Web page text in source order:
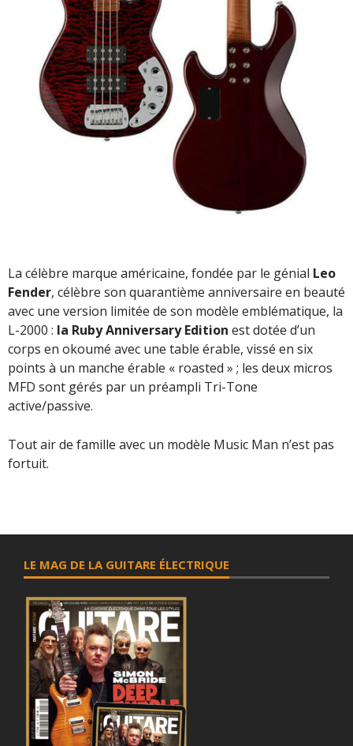
La célèbre marque américaine, fondée par le génial Leo
Fender, célèbre son quarantième anniversaire en beauté
avec une version limitée de son modèle emblématique, la
L-2000 : la Ruby Anniversary Edition est dotée d’un
corps en okoumé avec une table érable, vissé en six
points à un manche érable « roasted » ; les deux micros
MFD sont gérés par un préampli Tri-Tone
active/passive.
Tout air de famille avec un modèle Music Man n’est pas
fortuit.
LE MAG DE LA GUITARE ÉLECTRIQUE